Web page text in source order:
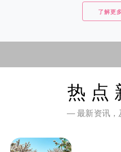
了解更
热点
— 最新资讯